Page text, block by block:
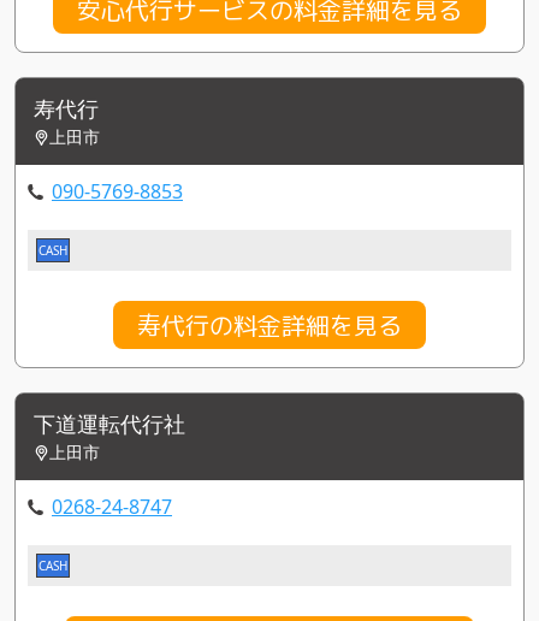
安心代行サービスの料金詳細を見る
寿代行
上田市
090-5769-8853
CASH
寿代行の料金詳細を見る
下道運転代行社
上田市
0268-24-8747
CASH